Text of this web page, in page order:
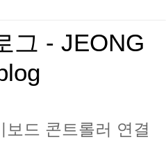
그 - JEONG
드 콘트롤러 연결